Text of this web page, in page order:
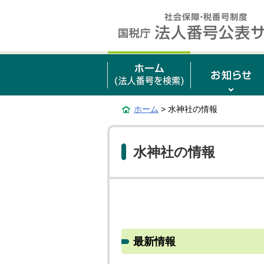
ホーム > 水神社の情報
水神社の情報
最新情報